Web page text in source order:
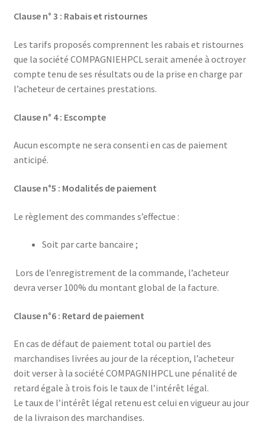
Clause n° 3 : Rabais et ristournes
Les tarifs proposés comprennent les rabais et ristournes
que la société COMPAGNIEHPCL serait amenée à octroyer
compte tenu de ses résultats ou de la prise en charge par
l’acheteur de certaines prestations.
Clause n° 4 : Escompte
Aucun escompte ne sera consenti en cas de paiement
anticipé.
Clause n°5 : Modalités de paiement
Le règlement des commandes s’effectue :
Soit par carte bancaire ;
Lors de l’enregistrement de la commande, l’acheteur
devra verser 100% du montant global de la facture.
Clause n°6 : Retard de paiement
En cas de défaut de paiement total ou partiel des
marchandises livrées au jour de la réception, l’acheteur
doit verser à la société COMPAGNIHPCL une pénalité de
retard égale à trois fois le taux de l’intérêt légal.
Le taux de l’intérêt légal retenu est celui en vigueur au jour
de la livraison des marchandises.